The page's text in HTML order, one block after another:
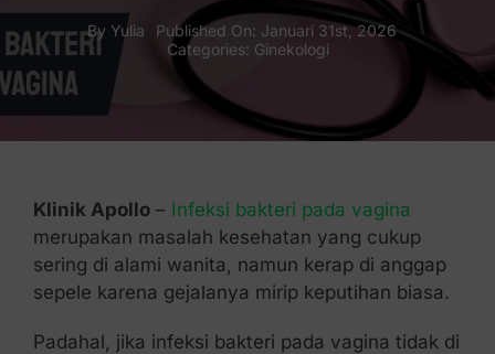
Tanya Apollo
Kontak Kami
By Yulia
Published On: Januari 31st, 2026
Categories: Ginekologi
Klinik Apollo– Infeksi bakteri pada vagina
merupakan masalah kesehatan yang cukup
sering di alami wanita, namun kerap di anggap
sepele karena gejalanya mirip keputihan biasa.
Padahal, jika infeksi bakteri pada vagina tidak di